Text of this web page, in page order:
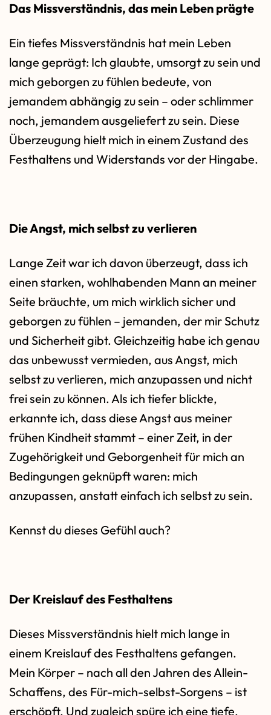
Das Missverständnis, das mein Leben prägte
Ein tiefes Missverständnis hat mein Leben
lange geprägt: Ich glaubte, umsorgt zu sein und
mich geborgen zu fühlen bedeute, von
jemandem abhängig zu sein – oder schlimmer
noch, jemandem ausgeliefert zu sein. Diese
Überzeugung hielt mich in einem Zustand des
Festhaltens und Widerstands vor der Hingabe.
Die Angst, mich selbst zu verlieren
Lange Zeit war ich davon überzeugt, dass ich
einen starken, wohlhabenden Mann an meiner
Seite bräuchte, um mich wirklich sicher und
geborgen zu fühlen – jemanden, der mir Schutz
und Sicherheit gibt. Gleichzeitig habe ich genau
das unbewusst vermieden, aus Angst, mich
selbst zu verlieren, mich anzupassen und nicht
frei sein zu können. Als ich tiefer blickte,
erkannte ich, dass diese Angst aus meiner
frühen Kindheit stammt – einer Zeit, in der
Zugehörigkeit und Geborgenheit für mich an
Bedingungen geknüpft waren: mich
anzupassen, anstatt einfach ich selbst zu sein.
Kennst du dieses Gefühl auch?
Der Kreislauf des Festhaltens
Dieses Missverständnis hielt mich lange in
einem Kreislauf des Festhaltens gefangen.
Mein Körper – nach all den Jahren des Allein-
Schaffens, des Für-mich-selbst-Sorgens – ist
erschöpft. Und zugleich spüre ich eine tiefe,